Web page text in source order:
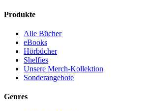
Produkte
Alle Bücher
eBooks
Hörbücher
Shelfies
Unsere Merch-Kollektion
Sonderangebote
Genres